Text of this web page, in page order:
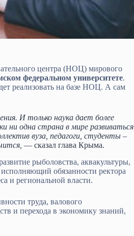
центра (НОЦ) мирового
федеральном университете.
реализовать на базе НОЦ. А сам
И только наука дает более
ни одна страна в мире развиваться
вуза, педагоги, студенты –
— сказал глава Крыма.
рыболовства, аквакультуры,
обязанности ректора
и региональной власти.
труда, валового
и перехода в экономику знаний,